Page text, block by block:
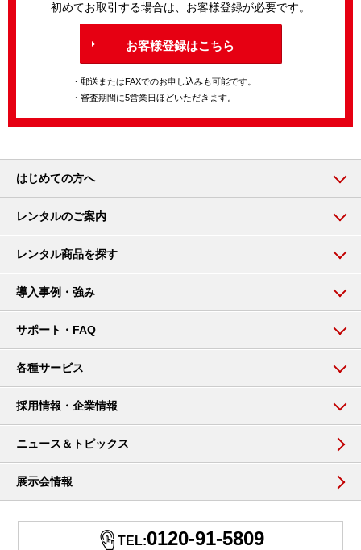
初めてお取引する場合は、お客様登録が必要です。
お客様登録はこちら
・郵送またはFAXでのお申し込みも可能です。
・審査期間に5営業日ほどいただきます。
はじめての方へ
レンタルのご案内
レンタル商品を探す
導入事例・強み
サポート・FAQ
各種サービス
採用情報・企業情報
ニュース＆トピックス
展示会情報
TEL:0120-91-5809